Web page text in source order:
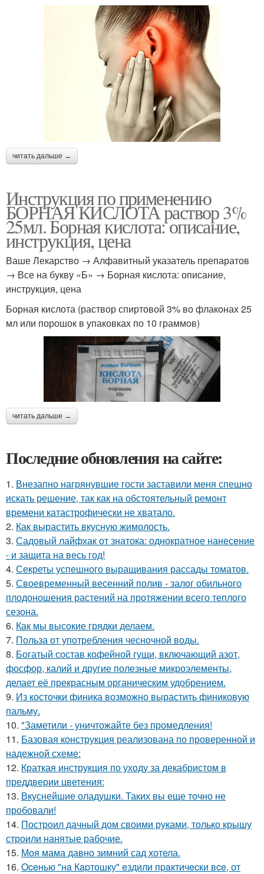
читать дальше →
Инструкция по применению
БОРНАЯ КИСЛОТА раствор 3%
25мл. Борная кислота: описание,
инструкция, цена
Ваше Лекарство → Алфавитный указатель препаратов
→ Все на букву «Б» → Борная кислота: описание,
инструкция, цена
Борная кислота (раствор спиртовой 3% во флаконах 25
мл или порошок в упаковках по 10 граммов)
читать дальше →
Последние обновления на сайте:
1. Внезапно нагрянувшие гости заставили меня спешно
искать решение, так как на обстоятельный ремонт
времени катастрофически не хватало.
2. Как вырастить вкусную жимолость.
3. Садовый лайфхак от знатока: однократное нанесение
- и защита на весь год!
4. Секреты успешного выращивания рассады томатов.
5. Своевременный весенний полив - залог обильного
плодоношения растений на протяжении всего теплого
сезона.
6. Как мы высокие грядки делаем.
7. Польза от употребления чесночной воды.
8. Богатый состав кофейной гущи, включающий азот,
фосфор, калий и другие полезные микроэлементы,
делает её прекрасным органическим удобрением.
9. Из косточки финика возможно вырастить финиковую
пальму.
10. "Заметили - уничтожайте без промедления!
11. Базовая конструкция реализована по проверенной и
надежной схеме:
12. Краткая инструкция по уходу за декабристом в
преддверии цветения:
13. Вкуснейшие оладушки. Таких вы еще точно не
пробовали!
14. Построил дачный дом своими руками, только крышу
строили нанятые рабочие.
15. Моя мама давно зимний сад хотела.
16. Oceнью "нa Кapтошку" eздили пpaктичecки вce, от